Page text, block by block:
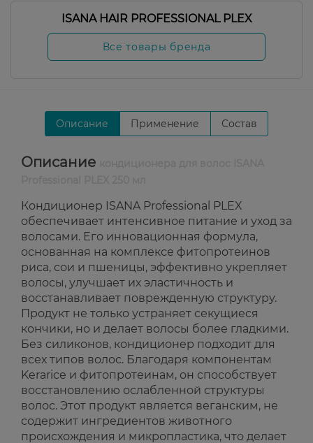
ISANA HAIR PROFESSIONAL PLEX
Все товары бренда
Описание Применение Состав
Описание
Кондиционер ISANA Professional PLEX
обеспечивает интенсивное питание и уход за
волосами. Его инновационная формула,
основанная на комплексе фитопротеинов
риса, сои и пшеницы, эффективно укрепляет
волосы, улучшает их эластичность и
восстанавливает поврежденную структуру.
Продукт не только устраняет секущиеся
кончики, но и делает волосы более гладкими.
Без силиконов, кондиционер подходит для
всех типов волос. Благодаря компонентам
Kerarice и фитопротеинам, он способствует
восстановлению ослабленной структуры
волос. Этот продукт является веганским, не
содержит ингредиентов животного
происхождения и микропластика, что делает